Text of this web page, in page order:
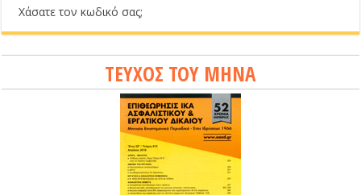
Χάσατε τον κωδικό σας;
ΤΕΥΧΟΣ ΤΟΥ ΜΗΝΑ